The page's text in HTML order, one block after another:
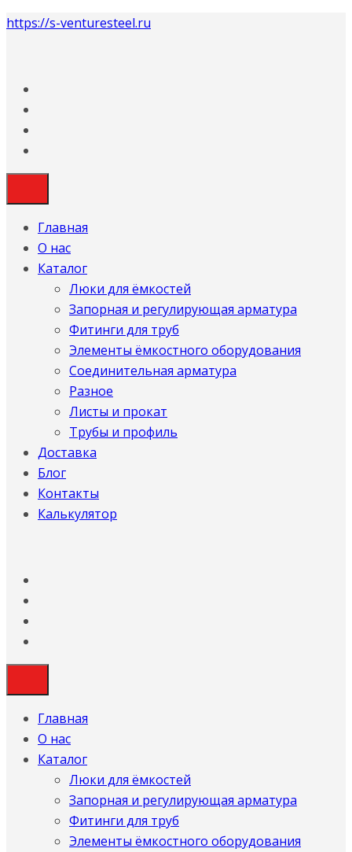
https://s-venturesteel.ru
Главная
О нас
Каталог
Люки для ёмкостей
Запорная и регулирующая арматура
Фитинги для труб
Элементы ёмкостного оборудования
Соединительная арматура
Разное
Листы и прокат
Трубы и профиль
Доставка
Блог
Контакты
Калькулятор
Главная
О нас
Каталог
Люки для ёмкостей
Запорная и регулирующая арматура
Фитинги для труб
Элементы ёмкостного оборудования